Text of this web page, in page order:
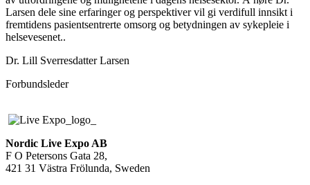
Larsen dele sine erfaringer og perspektiver vil gi verdifull innsikt i
fremtidens pasientsentrerte omsorg og betydningen av sykepleie i
helsevesenet..
Dr. Lill Sverresdatter Larsen
Forbundsleder
Nordic Live Expo AB
F O Petersons Gata 28,
421 31 Västra Frölunda, Sweden